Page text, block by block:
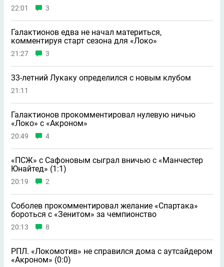
22:01 3
Галактионов едва не начал материться,
комментируя старт сезона для «Локо»
21:27 3
33-летний Лукаку определился с новым клубом
21:11
Галактионов прокомментировал нулевую ничью
«Локо» с «Акроном»
20:49 4
«ПСЖ» с Сафоновым сыграл вничью с «Манчестер
Юнайтед» (1:1)
20:19 2
Соболев прокомментировал желание «Спартака»
бороться с «Зенитом» за чемпионство
20:13 8
РПЛ. «Локомотив» не справился дома с аутсайдером
«Акроном» (0:0)